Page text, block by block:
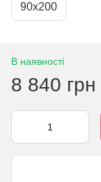
90x200
В наявності
8 840 грн